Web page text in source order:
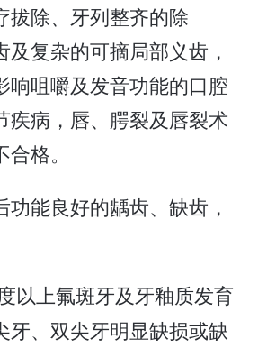
拔除、牙列整齐的除
复杂的可摘局部义齿，
响咀嚼及发音功能的口腔
疾病，唇、腭裂及唇裂术
格。
能良好的龋齿、缺齿，
以上氟斑牙及牙釉质发育
牙、双尖牙明显缺损或缺